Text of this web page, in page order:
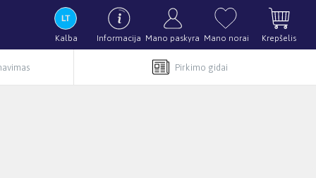
Kalba Informacija Mano paskyra Mano norai Krepšelis
Pirkimo gidai